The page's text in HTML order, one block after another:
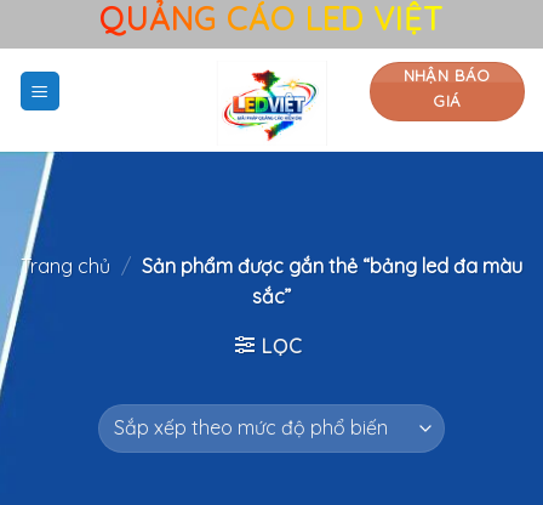
qua
nội
dung
QUẢNG CÁO LED VIỆT
NHẬN BÁO
GIÁ
Trang chủ / Sản phẩm được gắn thẻ “bảng led đa màu
sắc”
LỌC